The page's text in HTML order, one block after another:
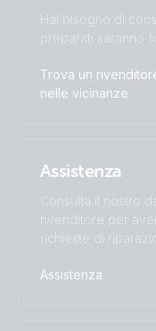
Hai bisogno di
preparati saranno
Trova un
nelle vicinanze
Assistenza
Consulta il nostro
rivenditore per
richieste di
Assistenza